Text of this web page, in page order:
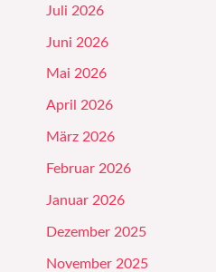
Juli 2026
Juni 2026
Mai 2026
April 2026
März 2026
Februar 2026
Januar 2026
Dezember 2025
November 2025